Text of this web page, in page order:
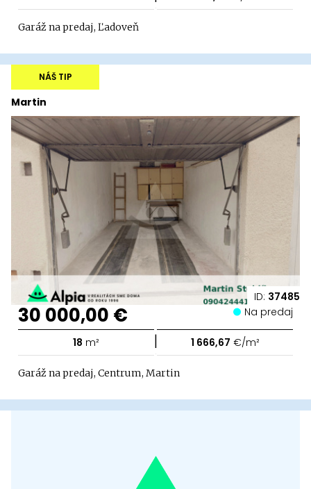
Garáž na predaj, Ľadoveň
ID: 37485
Martin
NÁŠ TIP
30 000,00 € Na predaj
18 m² | 1 666,67 €/m²
Garáž na predaj, Centrum, Martin